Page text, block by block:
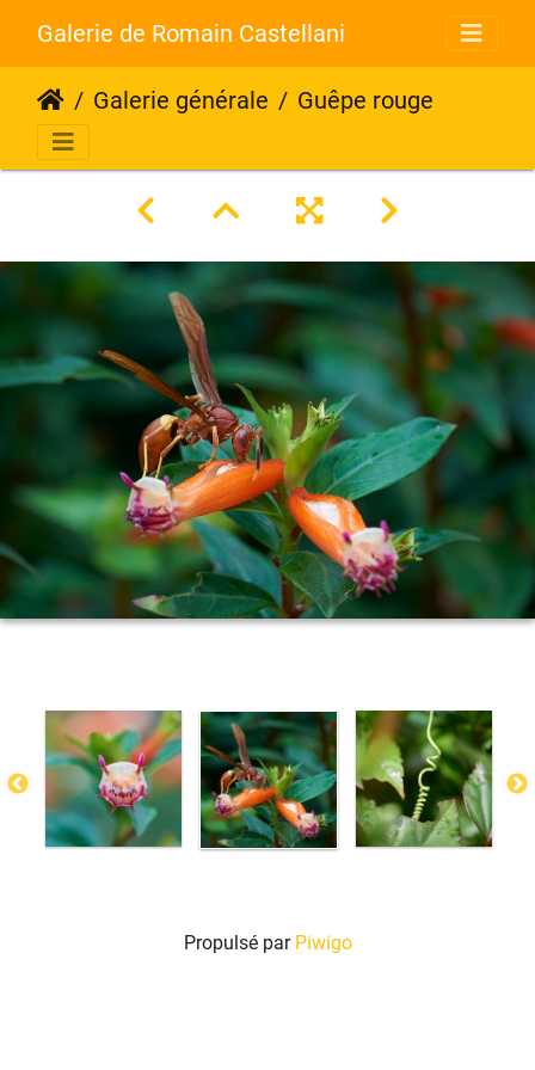
Galerie de Romain Castellani
Galerie générale Guêpe rouge
Propulsé par Piwigo